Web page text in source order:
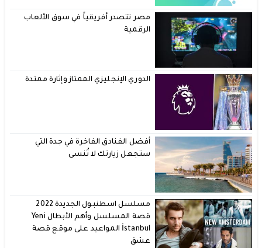
مصر تتصدر أفريقياً في سوق الألعاب
الرقمية
الدوري الإنجليزي الممتاز وإثارة ممتدة
أفضل الفنادق الفاخرة في جدة التي
ستجعل زيارتك لا تُنسى
مسلسل اسطنبول الجديدة 2022
قصة المسلسل وأهم الأبطال Yeni
İstanbul المواعيد على موقع قصة
عشق